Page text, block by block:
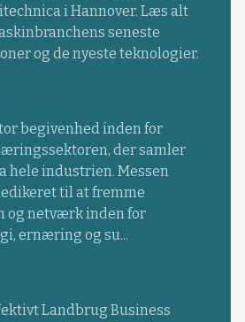
i Hannover. Læs alt
seneste
og de nyeste teknologier.
begivenhed inden for
der samler
hele industrien. Messen
til at fremme
og netværk inden for
ernæring og su...
Landbrug Business